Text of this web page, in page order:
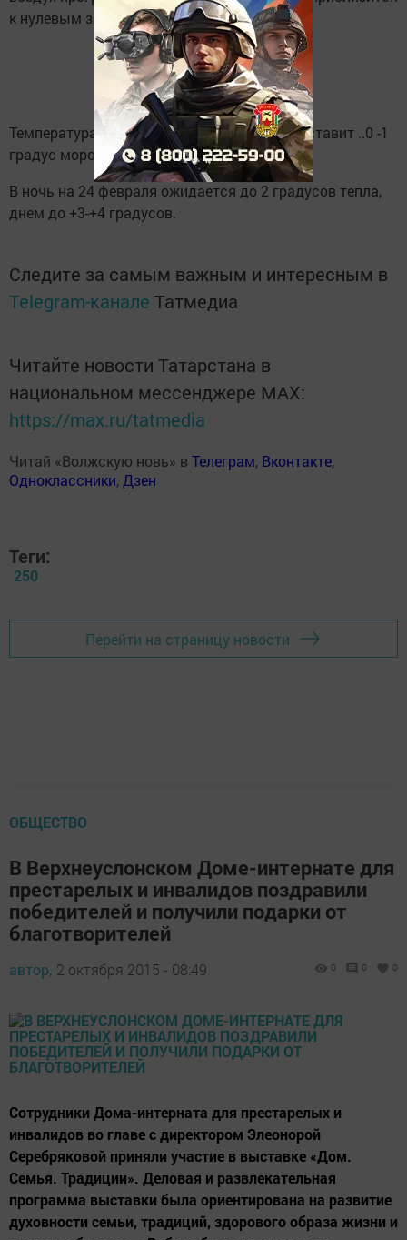
к нулевым значениям.
Температура воздуха 23 февраля ночью составит ..0 -1
градус мороза, днем - до +2 градусов.
В ночь на 24 февраля ожидается до 2 градусов тепла,
днем до +3-+4 градусов.
Следите за самым важным и интересным в
Telegram-канале Татмедиа
Читайте новости Татарстана в
национальном мессенджере MАХ:
https://max.ru/tatmedia
Читай «Волжскую новь» в Телеграм, Вконтакте,
Одноклассники,Дзен
Теги:
250
Перейти на страницу новости
ОБЩЕСТВО
В Верхнеуслонском Доме-интернате для
престарелых и инвалидов поздравили
победителей и получили подарки от
благотворителей
автор, 2 октября 2015 - 08:49 0 0 0
Сотрудники Дома-интерната для престарелых и
инвалидов во главе с директором Элеонорой
Серебряковой приняли участие в выставке «Дом.
Семья. Традиции». Деловая и развлекательная
программа выставки была ориентирована на развитие
духовности семьи, традиций, здорового образа жизни и